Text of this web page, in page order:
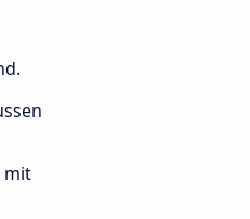
mit